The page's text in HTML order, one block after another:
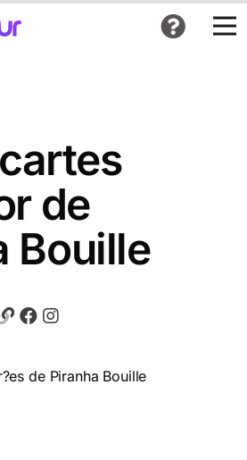
de
Bouille
de Piranha Bouille